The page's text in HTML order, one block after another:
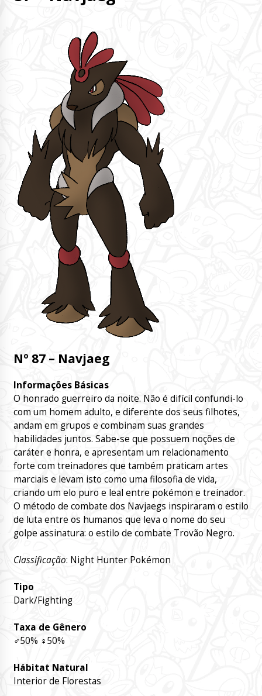
Nº 87 – Navjaeg
Informações Básicas
O honrado guerreiro da noite. Não é difícil confundi-lo
com um homem adulto, e diferente dos seus filhotes,
andam em grupos e combinam suas grandes
habilidades juntos. Sabe-se que possuem noções de
caráter e honra, e apresentam um relacionamento
forte com treinadores que também praticam artes
marciais e levam isto como uma filosofia de vida,
criando um elo puro e leal entre pokémon e treinador.
O método de combate dos Navjaegs inspiraram o estilo
de luta entre os humanos que leva o nome do seu
golpe assinatura: o estilo de combate Trovão Negro.
Classificação: Night Hunter Pokémon
Tipo
Dark/Fighting
Taxa de Gênero
♂50% ♀50%
Hábitat Natural
Interior de Florestas